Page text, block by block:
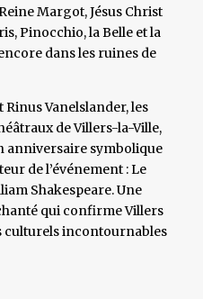
Margot, Jésus Christ
Pinocchio, la Belle et la
dans les ruines de
Vanelslander, les
de Villers-la-Ville,
anniversaire symbolique
de l’événement : Le
Shakespeare. Une
qui confirme Villers
culturels incontournables